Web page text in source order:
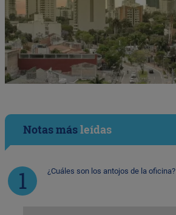
Notas másleídas
¿Cuáles son los antojos de la oficina?